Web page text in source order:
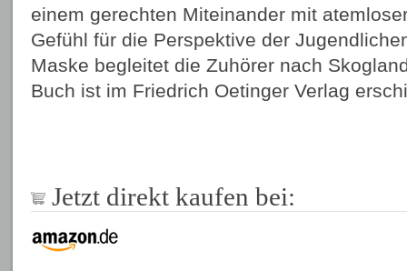
einem gerechten Miteinander mit
Gefühl für die Perspektive der
Maske begleitet die Zuhörer nach
Buch ist im Friedrich Oetinger Verlag
Jetzt direkt kaufen bei: